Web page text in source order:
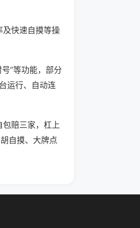
及快速自摸等操
”等功能，部分
运行、自动连
赔三家，杠上
自摸、大牌点